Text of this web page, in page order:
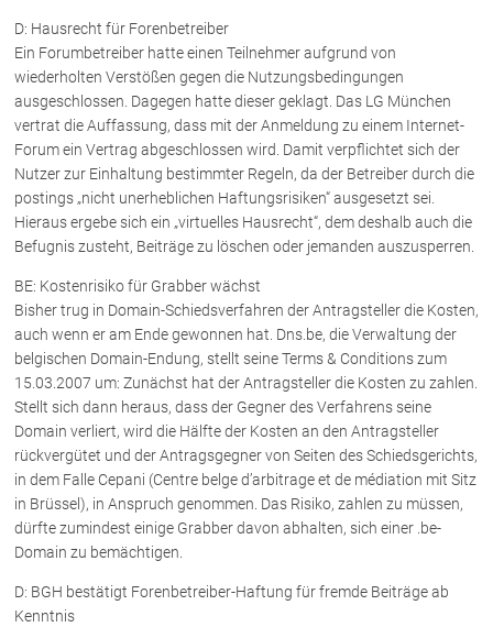
D: Hausrecht für Forenbetreiber
Ein Forumbetreiber hatte einen Teilnehmer aufgrund von
wiederholten Verstößen gegen die Nutzungsbedingungen
ausgeschlossen. Dagegen hatte dieser geklagt. Das LG München
vertrat die Auffassung, dass mit der Anmeldung zu einem Internet-
Forum ein Vertrag abgeschlossen wird. Damit verpflichtet sich der
Nutzer zur Einhaltung bestimmter Regeln, da der Betreiber durch die
postings „nicht unerheblichen Haftungsrisiken“ ausgesetzt sei.
Hieraus ergebe sich ein „virtuelles Hausrecht“, dem deshalb auch die
Befugnis zusteht, Beiträge zu löschen oder jemanden auszusperren.
BE: Kostenrisiko für Grabber wächst
Bisher trug in Domain-Schiedsverfahren der Antragsteller die Kosten,
auch wenn er am Ende gewonnen hat. Dns.be, die Verwaltung der
belgischen Domain-Endung, stellt seine Terms & Conditions zum
15.03.2007 um: Zunächst hat der Antragsteller die Kosten zu zahlen.
Stellt sich dann heraus, dass der Gegner des Verfahrens seine
Domain verliert, wird die Hälfte der Kosten an den Antragsteller
rückvergütet und der Antragsgegner von Seiten des Schiedsgerichts,
in dem Falle Cepani (Centre belge d’arbitrage et de médiation mit Sitz
in Brüssel), in Anspruch genommen. Das Risiko, zahlen zu müssen,
dürfte zumindest einige Grabber davon abhalten, sich einer .be-
Domain zu bemächtigen.
D: BGH bestätigt Forenbetreiber-Haftung für fremde Beiträge ab
Kenntnis